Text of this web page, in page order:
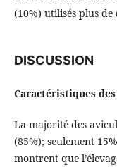
(10%) utilisés plus de
DISCUSSION
Caractéristiques
La majorité des
(85%); seulement
montrent que